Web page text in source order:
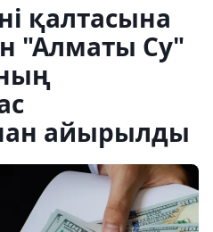
қалтасына
"Алматы Су"
айырылды